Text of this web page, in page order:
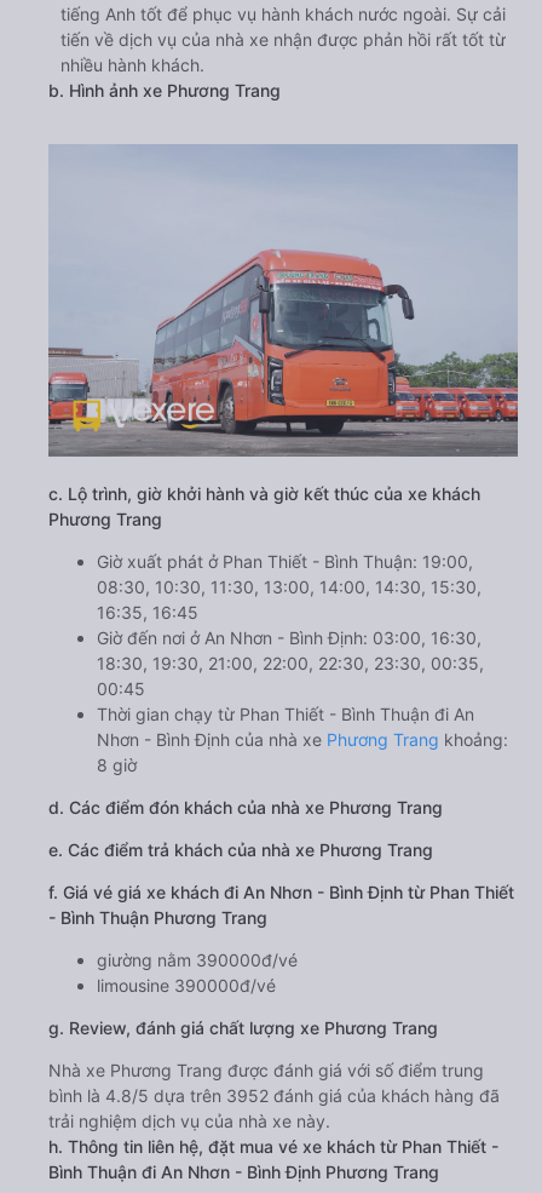
tiếng Anh tốt để phục vụ hành khách nước ngoài. Sự cải
tiến về dịch vụ của nhà xe nhận được phản hồi rất tốt từ
nhiều hành khách.
b. Hình ảnh xe Phương Trang
c. Lộ trình, giờ khởi hành và giờ kết thúc của xe khách
Phương Trang
Giờ xuất phát ở Phan Thiết - Bình Thuận: 19:00,
08:30, 10:30, 11:30, 13:00, 14:00, 14:30, 15:30,
16:35, 16:45
Giờ đến nơi ở An Nhơn - Bình Định: 03:00, 16:30,
18:30, 19:30, 21:00, 22:00, 22:30, 23:30, 00:35,
00:45
Thời gian chạy từ Phan Thiết - Bình Thuận đi An
Nhơn - Bình Định của nhà xe Phương Trang khoảng:
8 giờ
d. Các điểm đón khách của nhà xe Phương Trang
e. Các điểm trả khách của nhà xe Phương Trang
f. Giá vé giá xe khách đi An Nhơn - Bình Định từ Phan Thiết
- Bình Thuận Phương Trang
giường nằm 390000đ/vé
limousine 390000đ/vé
g. Review, đánh giá chất lượng xe Phương Trang
Nhà xe Phương Trang được đánh giá với số điểm trung
bình là 4.8/5 dựa trên 3952 đánh giá của khách hàng đã
trải nghiệm dịch vụ của nhà xe này.
h. Thông tin liên hệ, đặt mua vé xe khách từ Phan Thiết -
Bình Thuận đi An Nhơn - Bình Định Phương Trang